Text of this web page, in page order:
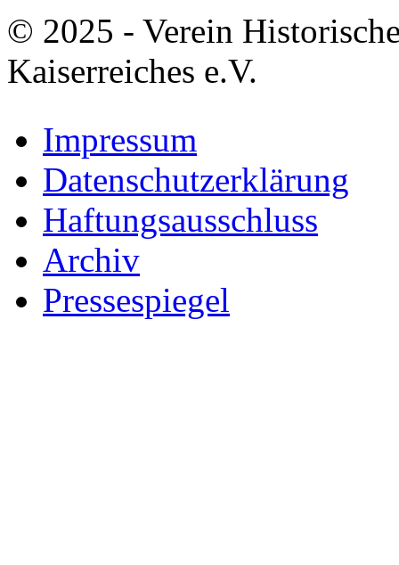
© 2025 - Verein
Kaiserreiches e.V.
Impressum
Datenschutzerklärung
Haftungsausschluss
Archiv
Pressespiegel